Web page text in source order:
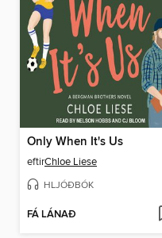
Only When It's Us
eftirChloe Liese
HLJÓÐBÓK
FÁ LÁNAÐ